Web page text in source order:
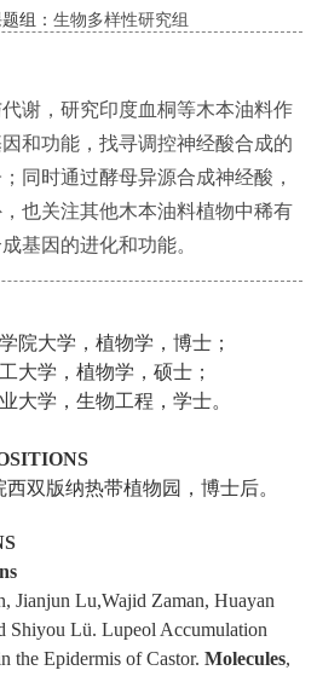
组： 生物多样性研究组
谢，研究印度血桐等木本油料作
和功能，找寻调控神经酸合成的
同时通过酵母异源合成神经酸，
也关注其他木本油料植物中稀有
基因的进化和功能。
院大学，植物学，博士；
大学，植物学，硕士；
大学，生物工程，学士。
双版纳热带植物园，博士后。
Jianjun Lu,Wajid Zaman, Huayan
Shiyou Lü. Lupeol Accumulation
the Epidermis of Castor. Molecules,